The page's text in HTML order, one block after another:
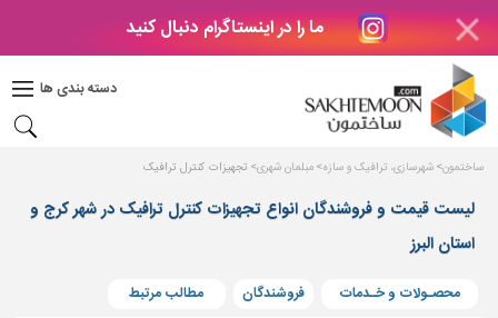
ما را در اینستاگرام دنبال کنید
دسته بندی ها
دکوراسیون
بتن
های
بتنی
درب
پنجره
ساختمون شهرسازی، ترافیک و سازه مبلمان شهری تجهیزات کنترل ترافیک
لیست قیمت و فروشندگان انواع تجهیزات کنترل ترافیک در شهر کرج و
استان البرز
محصـولات و خـدمات فروشندگان مطالب مرتبط